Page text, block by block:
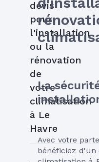
La
Avec votre
bénéficiez d'un
devis
pour
l'installation
ou la
rénovation
de
votre
climatisation
à Le
Havre